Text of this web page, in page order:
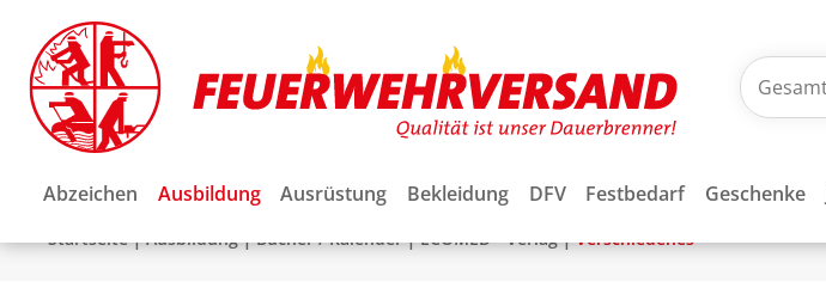
Abzeichen Ausbildung Ausrüstung Bekleidung DFV Festbedarf Geschenke
Startseite|Ausbildung|Bücher / Kalender|ECOMED - Verlag|Verschiedenes